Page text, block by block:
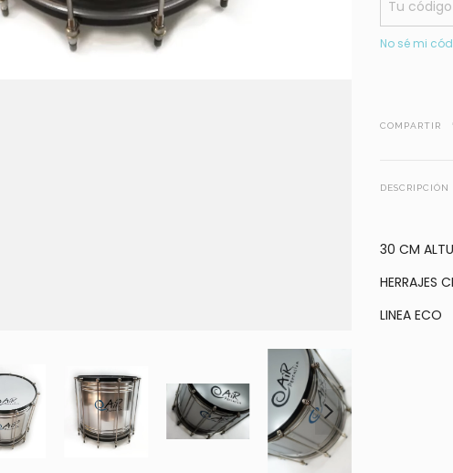
No sé mi
COMPARTIR
DESCRIPCIÓN
30 CM
HERRAJES
LINEA ECO